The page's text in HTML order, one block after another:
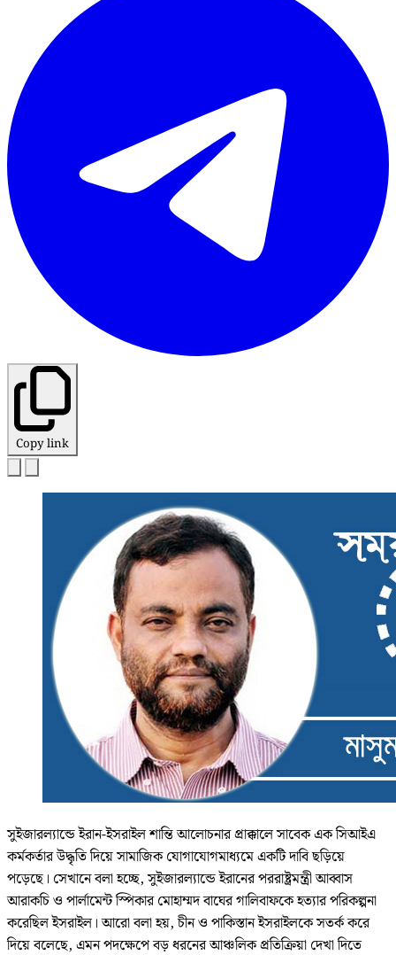
Copy link
সুইজারল্যান্ডে ইরান-ইসরাইল শান্তি আলোচনার প্রাক্কালে সাবেক এক সিআইএ
কর্মকর্তার উদ্ধৃতি দিয়ে সামাজিক যোগাযোগমাধ্যমে একটি দাবি ছড়িয়ে
পড়েছে। সেখানে বলা হচ্ছে, সুইজারল্যান্ডে ইরানের পররাষ্ট্রমন্ত্রী আব্বাস
আরাকচি ও পার্লামেন্ট স্পিকার মোহাম্মদ বাঘের গালিবাফকে হত্যার পরিকল্পনা
করেছিল ইসরাইল। আরো বলা হয়, চীন ও পাকিস্তান ইসরাইলকে সতর্ক করে
দিয়ে বলেছে, এমন পদক্ষেপে বড় ধরনের আঞ্চলিক প্রতিক্রিয়া দেখা দিতে